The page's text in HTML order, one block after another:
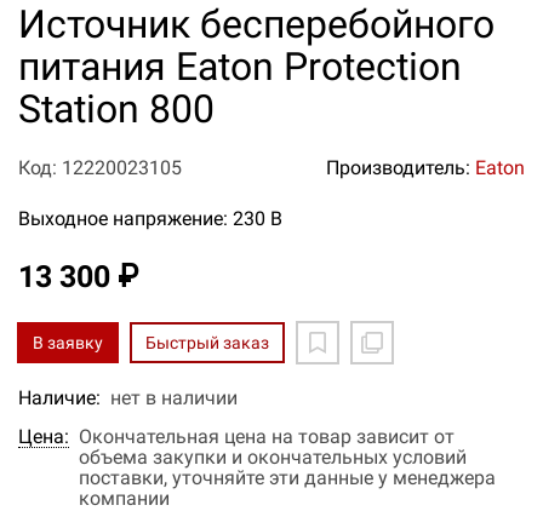
Источник бесперебойного
питания Eaton Protection
Station 800
Код: 12220023105 Производитель: Eaton
Выходное напряжение: 230 В
13 300 ₽
В заявку Быстрый заказ
Наличие: нет в наличии
Цена: Окончательная цена на товар зависит от
объема закупки и окончательных условий
поставки, уточняйте эти данные у менеджера
компании